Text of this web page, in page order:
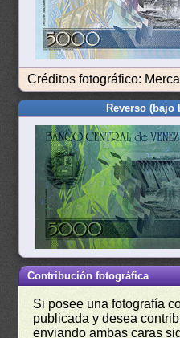
Créditos fotográfico:
Reverso
Contribución fotográfica
Si posee una fotografía
publicada y desea
enviando ambas caras